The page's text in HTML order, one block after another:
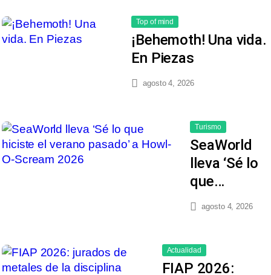
Top of mind
¡Behemoth! Una vida.
En Piezas
agosto 4, 2026
Turismo
SeaWorld
lleva ‘Sé lo
que…
agosto 4, 2026
Actualidad
FIAP 2026: